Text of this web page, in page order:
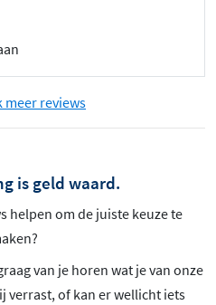
meer reviews
is geld waard.
helpen om de juiste keuze te
van je horen wat je van onze
verrast, of kan er wellicht iets